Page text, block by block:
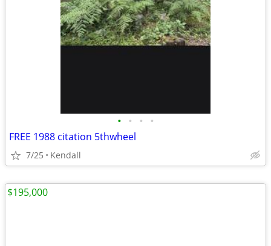
• • • •
FREE 1988 citation 5thwheel
7/25 Kendall
$195,000